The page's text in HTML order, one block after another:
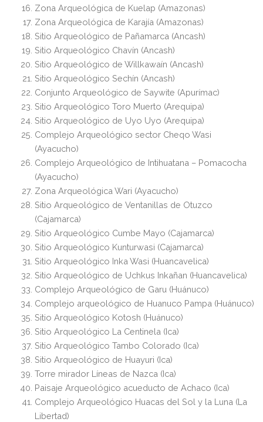
Zona Arqueológica de Kuelap (Amazonas)
Zona Arqueológica de Karajía (Amazonas)
Sitio Arqueológico de Pañamarca (Ancash)
Sitio Arqueológico Chavín (Ancash)
Sitio Arqueológico de Willkawaín (Ancash)
Sitio Arqueológico Sechín (Ancash)
Conjunto Arqueológico de Saywite (Apurímac)
Sitio Arqueológico Toro Muerto (Arequipa)
Sitio Arqueológico de Uyo Uyo (Arequipa)
Complejo Arqueológico sector Cheqo Wasi
(Ayacucho)
Complejo Arqueológico de Intihuatana – Pomacocha
(Ayacucho)
Zona Arqueológica Wari (Ayacucho)
Sitio Arqueológico de Ventanillas de Otuzco
(Cajamarca)
Sitio Arqueológico Cumbe Mayo (Cajamarca)
Sitio Arqueológico Kunturwasi (Cajamarca)
Sitio Arqueológico Inka Wasi (Huancavelica)
Sitio Arqueológico de Uchkus Inkañan (Huancavelica)
Complejo Arqueológico de Garu (Huánuco)
Complejo arqueológico de Huanuco Pampa (Huánuco)
Sitio Arqueológico Kotosh (Huánuco)
Sitio Arqueológico La Centinela (Ica)
Sitio Arqueológico Tambo Colorado (Ica)
Sitio Arqueológico de Huayuri (Ica)
Torre mirador Líneas de Nazca (Ica)
Paisaje Arqueológico acueducto de Achaco (Ica)
Complejo Arqueológico Huacas del Sol y la Luna (La
Libertad)